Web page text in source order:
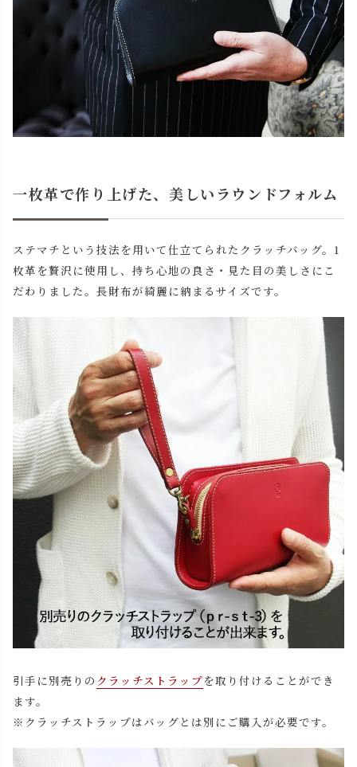
一枚革で作り上げた、美しいラウンドフォルム
ステマチという技法を用いて仕立てられたクラッチバッグ。1
枚革を贅沢に使用し、持ち心地の良さ・見た目の美しさにこ
だわりました。長財布が綺麗に納まるサイズです。
引手に別売りの クラッチストラップを取り付けることができ
ます。
※クラッチストラップはバッグとは別にご購入が必要です。